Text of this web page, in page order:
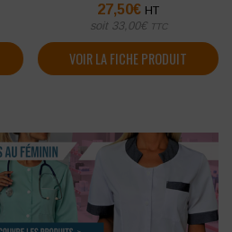
27,50€ HT
soit 33,00€ TTC
VOIR LA FICHE PRODUIT